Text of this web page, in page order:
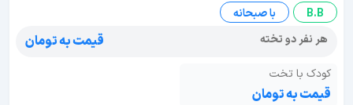
B.B
با صبحانه
هر نفر دو تخته
قیمت به تومان
کودک با تخت
قیمت به تومان